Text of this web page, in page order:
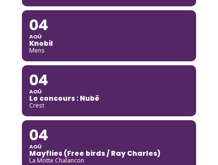
04
AOÛ
Knobil
Mens
04
AOÛ
Le concours : Nubë
Crest
04
AOÛ
Mayflies (Free birds / Ray Charles)
La Motte Chalancon